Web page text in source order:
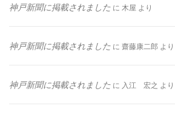
神戸新聞に掲載されました に 木屋 より
神戸新聞に掲載されました に 齋藤康二郎 より
神戸新聞に掲載されました に 入江 宏之 より